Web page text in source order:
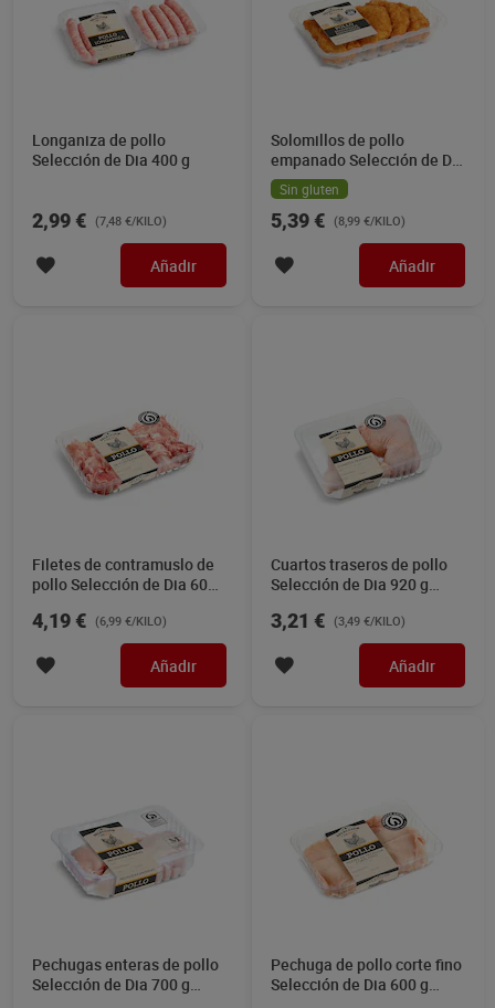
Longaniza de pollo
Selección de Dia 400 g
2,99 € (7,48 €/KILO)
Añadir
Solomillos de pollo
empanado Selección de Dia
600 g aprox.
Sin gluten
5,39 € (8,99 €/KILO)
Añadir
Filetes de contramuslo de
pollo Selección de Dia 600
4,19 € (6,99 €/KILO)
Añadir
Cuartos traseros de pollo
Selección de Dia 920 g
3,21 € (3,49 €/KILO)
Añadir
Pechugas enteras de pollo
Selección de Dia 700 g
Pechuga de pollo corte fino
Selección de Dia 600 g